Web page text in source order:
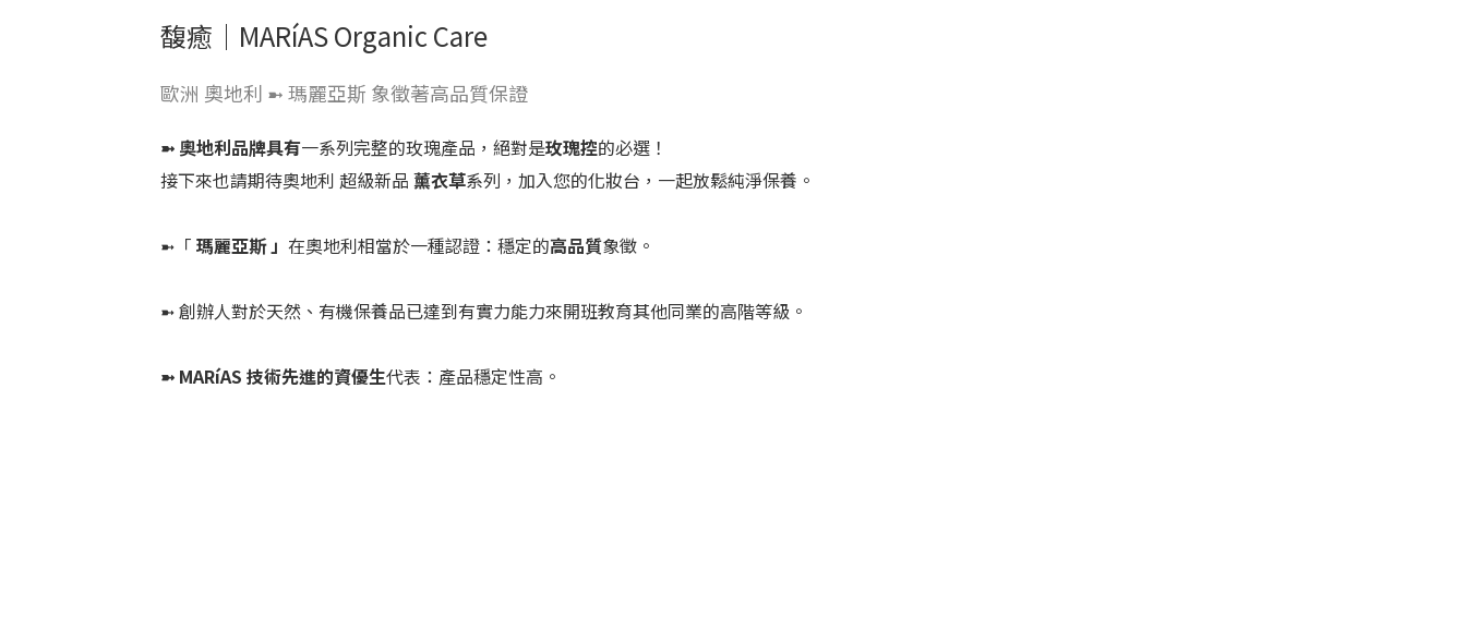
馥癒｜MARíAS Organic Care
歐洲 奧地利 ➼ 瑪麗亞斯 象徵著高品質保證
➼ 奧地利品牌具有一系列完整的玫瑰產品，絕對是玫瑰控的必選！
接下來也請期待奧地利 超級新品 薰衣草系列，加入您的化妝台，一起放鬆純淨保養。
➼「 瑪麗亞斯 」 在奧地利相當於一種認證：穩定的高品質象徵。
➼ 創辦人對於天然、有機保養品已達到有實力能力來開班教育其他同業的高階等級。
➼ MARíAS 技術先進的資優生代表：產品穩定性高。